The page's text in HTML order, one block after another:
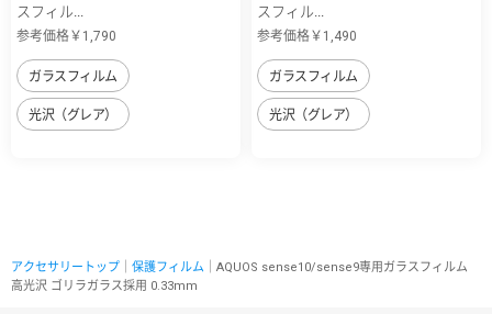
スフィル...
参考価格￥1,790
ガラスフィルム
光沢（グレア）
スフィル...
参考価格￥1,490
ガラスフィルム
光沢（グレア）
アクセサリートップ 保護フィルム ｜AQUOS sense10/sense9専用ガラスフィルム
高光沢 ゴリラガラス採用 0.33mm